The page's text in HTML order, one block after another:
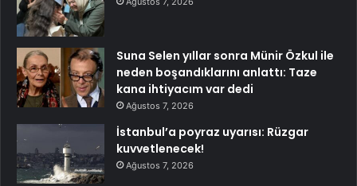
Suna Selen yıllar sonra Münir Özkul ile
neden boşandıklarını anlattı: Taze
kana ihtiyacım var dedi
Ağustos 7, 2026
İstanbul’a poyraz uyarısı: Rüzgar
kuvvetlenecek!
Ağustos 7, 2026